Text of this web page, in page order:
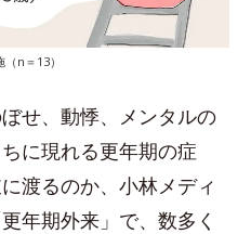
n＝13）
せ、動悸、メンタルの
に現れる更年期の症
渡るのか、小林メディ
年期外来」で、数多く